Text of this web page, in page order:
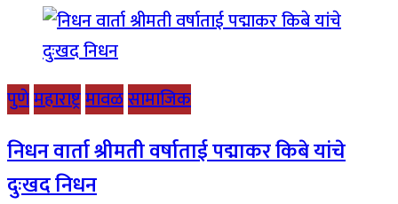
पुणेमहाराष्ट्रमावळसामाजिक
निधन वार्ता श्रीमती वर्षाताई पद्माकर किबे यांचे
दुःखद निधन